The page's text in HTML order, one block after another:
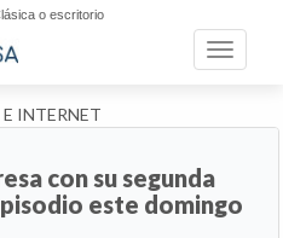
o escritorio
Toggle
INTERNET
con su segunda
este domingo